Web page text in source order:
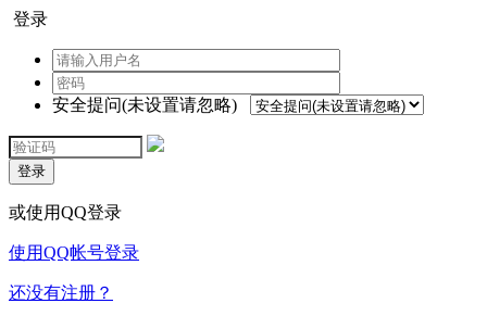
登录
安全提问(未设置请忽略)
登录
或使用QQ登录
使用QQ帐号登录
还没有注册？